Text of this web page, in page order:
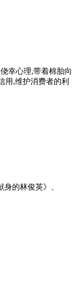
幸心理,带着棉胎向
用,维护消费者的利
的林俊英》、